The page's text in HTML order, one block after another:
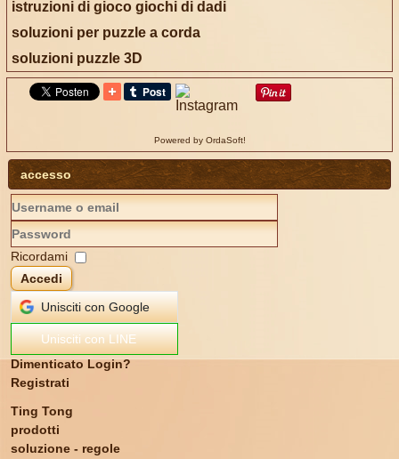
istruzioni di gioco giochi di dadi
soluzioni per puzzle a corda
soluzioni puzzle 3D
Powered by OrdaSoft!
accesso
Ricordami
Accedi
Unisciti con Google
Unisciti con LINE
Dimenticato Login?
Registrati
Ting Tong
prodotti
soluzione - regole